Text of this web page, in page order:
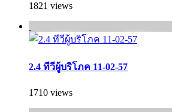
1821 views
2.4 ทีวีผู้บริโภค 11-02-57
1710 views